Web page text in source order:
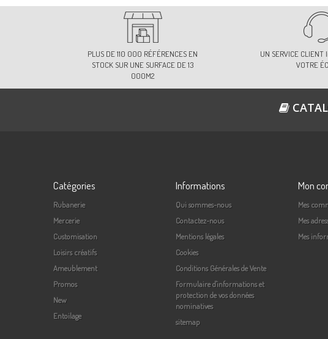
PLUS DE 110 000 RÉFÉRENCES EN
STOCK SUR UNE SURFACE DE 13
000M2
UN SERVICE CLIENT
VOTRE
Catégories
Rubanerie
Mercerie
Customisation
Loisirs créatifs
Ameublement
Promos
New
Entoilage
Informations
Qui sommes-nous
Contactez-nous
Mentions légales
Cookies
Conditions Générales de Vente
Formulaire d'informations et
protection de vos données
nominatives
sitemap
Mon
Mes
Mes
Mes